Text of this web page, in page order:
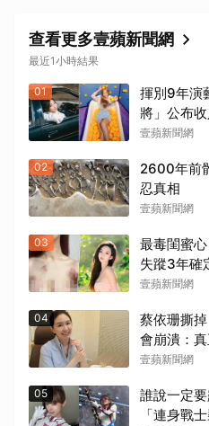
查看更多壹蘋新聞網
最近1小時結果
01
揮別9年演
將」公布
壹蘋新聞網
02
2600年前
忍真相
壹蘋新聞網
03
最毒閨蜜
失蹤3年確
壹蘋新聞網
04
蔡依珊撕
會崩潰：真
壹蘋新聞網
05
誰說一定
「連身戰